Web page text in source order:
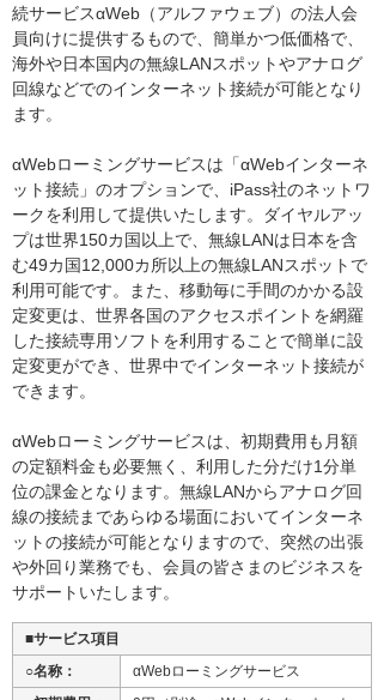
続サービスαWeb（アルファウェブ）の法人会
員向けに提供するもので、簡単かつ低価格で、
海外や日本国内の無線LANスポットやアナログ
回線などでのインターネット接続が可能となり
ます。
αWebローミングサービスは「αWebインターネ
ット接続」のオプションで、iPass社のネットワ
ークを利用して提供いたします。ダイヤルアッ
プは世界150カ国以上で、無線LANは日本を含
む49カ国12,000カ所以上の無線LANスポットで
利用可能です。また、移動毎に手間のかかる設
定変更は、世界各国のアクセスポイントを網羅
した接続専用ソフトを利用することで簡単に設
定変更ができ、世界中でインターネット接続が
できます。
αWebローミングサービスは、初期費用も月額
の定額料金も必要無く、利用した分だけ1分単
位の課金となります。無線LANからアナログ回
線の接続まであらゆる場面においてインターネ
ットの接続が可能となりますので、突然の出張
や外回り業務でも、会員の皆さまのビジネスを
サポートいたします。
■サービス項目
○名称：
αWebローミングサービス